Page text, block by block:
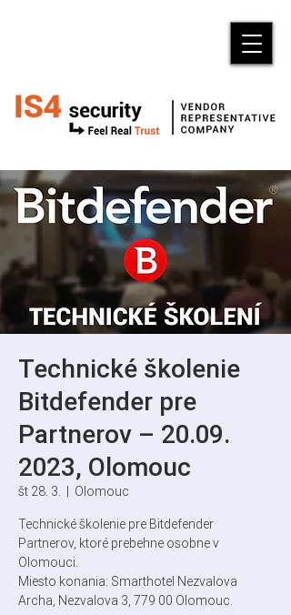
Technické školenie
Bitdefender pre
Partnerov – 20.09.
2023, Olomouc
št 28. 3.
  |
Olomouc
Technické školenie pre Bitdefender
Partnerov, ktoré prebehne osobne v
Olomouci.
Miesto konania: Smarthotel Nezvalova
Archa, Nezvalova 3, 779 00 Olomouc.